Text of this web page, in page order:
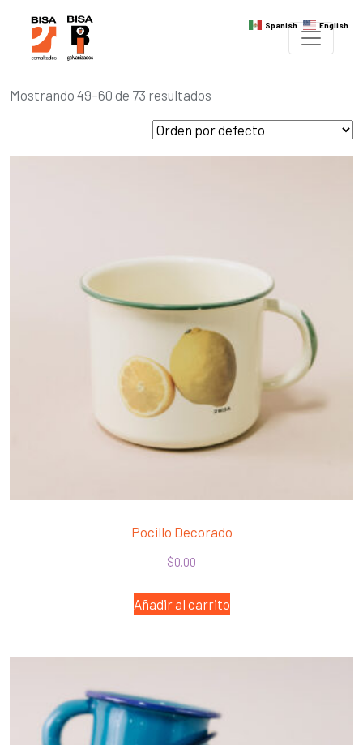
Mostrando 49–60 de 73 resultados
Pocillo Decorado
$0.00
Añadir al carrito
Spanish English